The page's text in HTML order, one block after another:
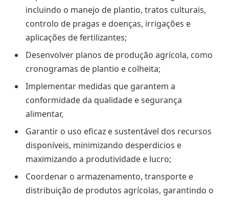
incluindo o manejo de plantio, tratos culturais,
controlo de pragas e doenças, irrigações e
aplicações de fertilizantes;
Desenvolver planos de produção agrícola, como
cronogramas de plantio e colheita;
Implementar medidas que garantem a
conformidade da qualidade e segurança
alimentar,
Garantir o uso eficaz e sustentável dos recursos
disponíveis, minimizando desperdicios e
maximizando a produtividade e lucro;
Coordenar o armazenamento, transporte e
distribuição de produtos agrícolas, garantindo o